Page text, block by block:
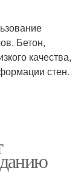
Бетон,
качества,
стен.